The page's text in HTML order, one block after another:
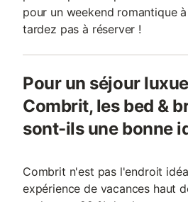
pour un weekend romantique
tardez pas à réserver !
Pour un séjour
Combrit, les bed &
sont-ils une bonne
Combrit n'est pas l'endroit
expérience de vacances haut